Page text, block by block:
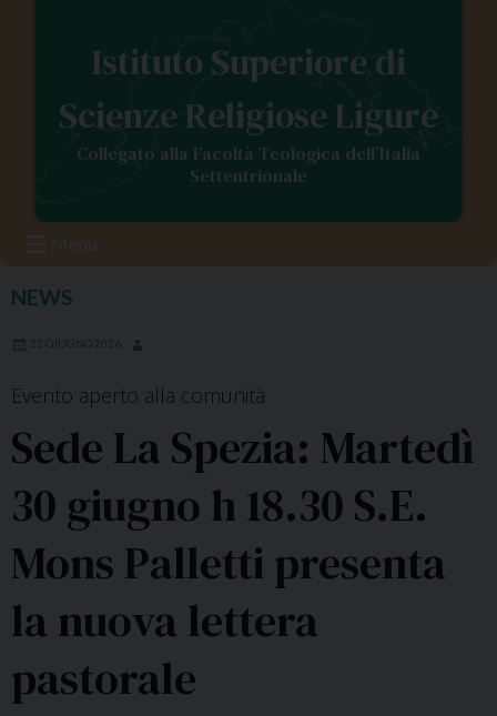
Istituto Superiore di
Scienze Religiose Ligure
Collegato alla Facoltà Teologica dell’Italia
Settentrionale
NEWS
22 GIUGNO 2026
Evento aperto alla comunità
Sede La Spezia: Martedì
30 giugno h 18.30 S.E.
Mons Palletti presenta
la nuova lettera
pastorale